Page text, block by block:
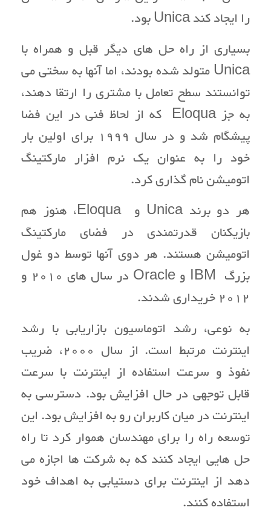
را ایجاد کند Unica بود.
بسیاری از راه حل های دیگر قبل و همراه با
Unica متولد شده بودند، اما آنها به سختی می
توانستند سطح تعامل با مشتری را ارتقا دهند،
به جز Eloqua که از لحاظ فنی در این فضا
پیشگام شد و در سال 1999 برای اولین بار
خود را به عنوان یک نرم افزار مارکتینگ
اتومیشن نام گذاری کرد.
هر دو برند Unica و Eloqua، هنوز هم
بازیکنان قدرتمندی در فضای مارکتینگ
اتومیشن هستند. هر دوی آنها توسط دو غول
بزرگ IBM و Oracle در سال های 2010 و
2012 خریداری شدند.
به نوعی، رشد اتوماسیون بازاریابی با رشد
اینترنت مرتبط است. از سال 2000، ضریب
نفوذ و سرعت استفاده از اینترنت با سرعت
قابل توجهی در حال افزایش بود. دسترسی به
اینترنت در میان کاربران رو به افزایش بود. این
توسعه راه را برای مهندسان هموار کرد تا راه
حل هایی ایجاد کنند که به شرکت ها اجازه می
دهد از اینترنت برای دستیابی به اهداف خود
استفاده کنند.